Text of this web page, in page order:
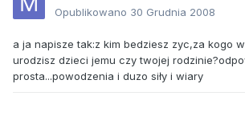
Opublikowano 30 Grudnia 2008
a ja napisze tak:z kim bedziesz zyc,za kogo
urodzisz dzieci jemu czy twojej
prosta...powodzenia i duzo siły i wiary